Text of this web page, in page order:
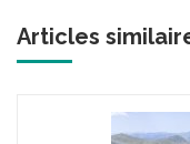
Articles